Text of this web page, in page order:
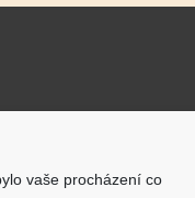
vaše procházení co